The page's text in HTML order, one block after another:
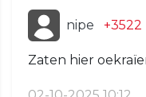
nipe +3522
Zaten hier